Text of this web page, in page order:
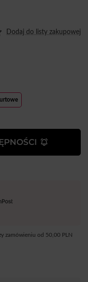
Dodaj do listy zakupowej
zamówieniu od 50,00 PLN